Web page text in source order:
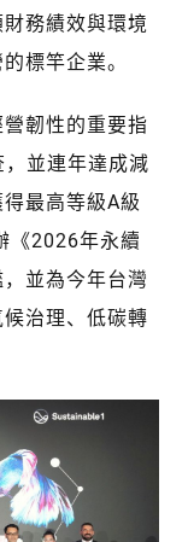
務績效與環境
標竿企業。
韌性的重要指
並連年達成減
最高等級A級
《2026年永續
並為今年台灣
治理、低碳轉